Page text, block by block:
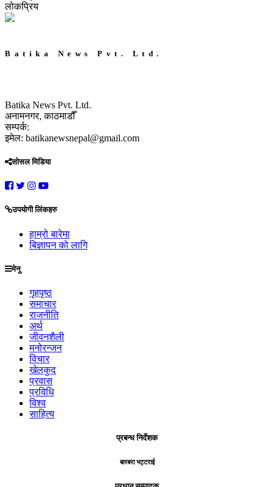
लोकप्रिय
Batika News Pvt. Ltd.
Batika News Pvt. Ltd.
अनामनगर, काठमाडौँ
सम्पर्क:
इमेल: batikanewsnepal@gmail.com
सोसल मिडिया
उपयोगी लिंकहरु
हाम्रो बारेमा
बिज्ञापन को लागि
मेनु
गृहपृष्ठ
समाचार
राजनीति
अर्थ
जीवनशैली
मनोरन्जन
विचार
खेलकुद
प्रवास
प्रविधि
विश्व
साहित्य
प्रबन्ध निर्देशक
बारबरा भट्टराई